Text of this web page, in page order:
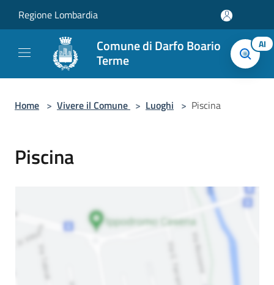
Regione Lombardia
Comune di Darfo Boario
Terme
AI
Home > Vivere il Comune > Luoghi > Piscina
Piscina